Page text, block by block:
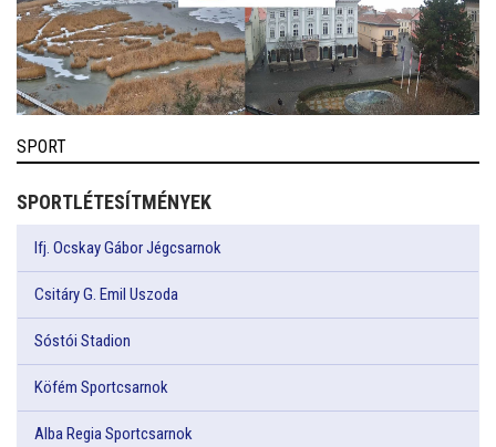
SPORT
SPORTLÉTESÍTMÉNYEK
Ifj. Ocskay Gábor Jégcsarnok
Csitáry G. Emil Uszoda
Sóstói Stadion
Köfém Sportcsarnok
Alba Regia Sportcsarnok